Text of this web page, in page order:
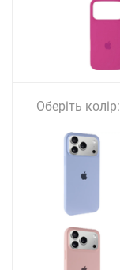
Оберіть колір: